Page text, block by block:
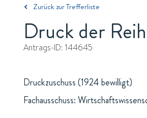
Zurück zur Trefferliste
Druck der
Antrags-ID: 144645
Druckzuschuss (1924 bewilligt)
Fachausschuss: